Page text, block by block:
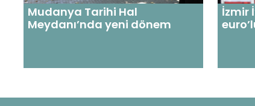
Mudanya Tarihi Hal
Meydanı’nda yeni dönem
İzmir